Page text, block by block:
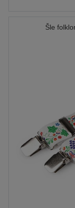
Šle